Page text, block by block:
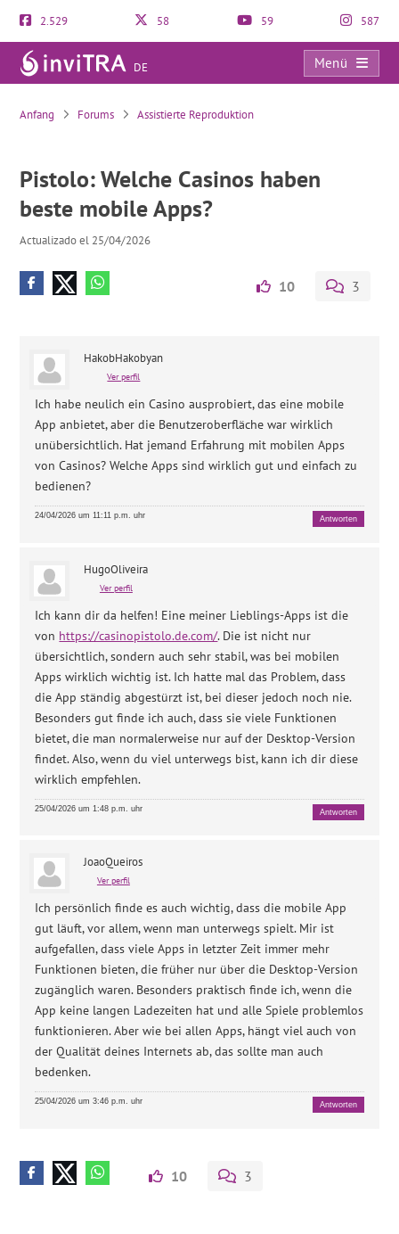
2.529 58 59 587
DE
Menü
Pistolo: Welche Casinos haben beste mobile Apps?
Anfang Forums Assistierte Reproduktion
Pistolo: Welche Casinos haben
beste mobile Apps?
Actualizado el 25/04/2026
10 3
HakobHakobyan
Ver perfil
Ich habe neulich ein Casino ausprobiert, das eine mobile
App anbietet, aber die Benutzeroberfläche war wirklich
unübersichtlich. Hat jemand Erfahrung mit mobilen Apps
von Casinos? Welche Apps sind wirklich gut und einfach zu
bedienen?
24/04/2026 um 11:11 p.m. uhr Antworten
HugoOliveira
Ver perfil
Ich kann dir da helfen! Eine meiner Lieblings-Apps ist die
von https://casinopistolo.de.com/. Die ist nicht nur
übersichtlich, sondern auch sehr stabil, was bei mobilen
Apps wirklich wichtig ist. Ich hatte mal das Problem, dass
die App ständig abgestürzt ist, bei dieser jedoch noch nie.
Besonders gut finde ich auch, dass sie viele Funktionen
bietet, die man normalerweise nur auf der Desktop-Version
findet. Also, wenn du viel unterwegs bist, kann ich dir diese
wirklich empfehlen.
25/04/2026 um 1:48 p.m. uhr Antworten
JoaoQueiros
Ver perfil
Ich persönlich finde es auch wichtig, dass die mobile App
gut läuft, vor allem, wenn man unterwegs spielt. Mir ist
aufgefallen, dass viele Apps in letzter Zeit immer mehr
Funktionen bieten, die früher nur über die Desktop-Version
zugänglich waren. Besonders praktisch finde ich, wenn die
App keine langen Ladezeiten hat und alle Spiele problemlos
funktionieren. Aber wie bei allen Apps, hängt viel auch von
der Qualität deines Internets ab, das sollte man auch
bedenken.
25/04/2026 um 3:46 p.m. uhr Antworten
10 3